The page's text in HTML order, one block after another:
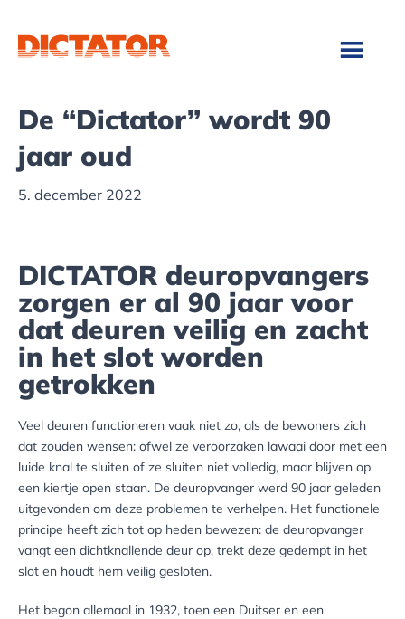
naar
inhoud
naar
De “Dictator” wordt 90
jaar oud
5. december 2022
DICTATOR deuropvangers
zorgen er al 90 jaar voor
dat deuren veilig en zacht
in het slot worden
getrokken
Veel deuren functioneren vaak niet zo, als de bewoners zich
dat zouden wensen: ofwel ze veroorzaken lawaai door met een
luide knal te sluiten of ze sluiten niet volledig, maar blijven op
een kiertje open staan. De deuropvanger werd 90 jaar geleden
uitgevonden om deze problemen te verhelpen. Het functionele
principe heeft zich tot op heden bewezen: de deuropvanger
vangt een dichtknallende deur op, trekt deze gedempt in het
slot en houdt hem veilig gesloten.
Het begon allemaal in 1932, toen een Duitser en een